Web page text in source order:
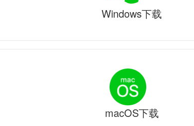
Windows下载
macOS下载